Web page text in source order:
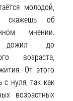
молодой,
скажешь об
мнении.
дожил до
возраста,
От этого
с нуля, так как
возрастных